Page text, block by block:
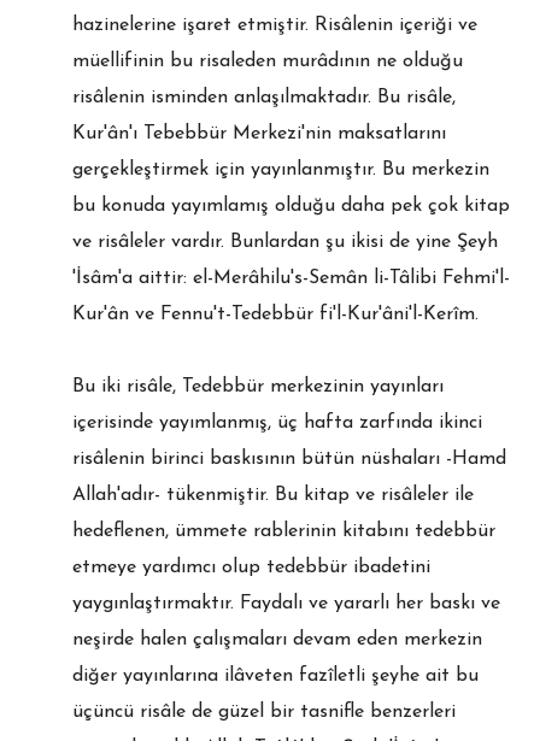
hazinelerine işaret etmiştir. Risâlenin içeriği ve
müellifinin bu risaleden murâdının ne olduğu
risâlenin isminden anlaşılmaktadır. Bu risâle,
Kur'ân'ı Tebebbür Merkezi'nin maksatlarını
gerçekleştirmek için yayınlanmıştır. Bu merkezin
bu konuda yayımlamış olduğu daha pek çok kitap
ve risâleler vardır. Bunlardan şu ikisi de yine Şeyh
'İsâm'a aittir: el-Merâhilu's-Semân li-Tâlibi Fehmi'l-
Kur'ân ve Fennu't-Tedebbür fi'l-Kur'âni'l-Kerîm.
Bu iki risâle, Tedebbür merkezinin yayınları
içerisinde yayımlanmış, üç hafta zarfında ikinci
risâlenin birinci baskısının bütün nüshaları -Hamd
Allah'adır- tükenmiştir. Bu kitap ve risâleler ile
hedeflenen, ümmete rablerinin kitabını tedebbür
etmeye yardımcı olup tedebbür ibadetini
yaygınlaştırmaktır. Faydalı ve yararlı her baskı ve
neşirde halen çalışmaları devam eden merkezin
diğer yayınlarına ilâveten fazîletli şeyhe ait bu
üçüncü risâle de güzel bir tasnifle benzerleri